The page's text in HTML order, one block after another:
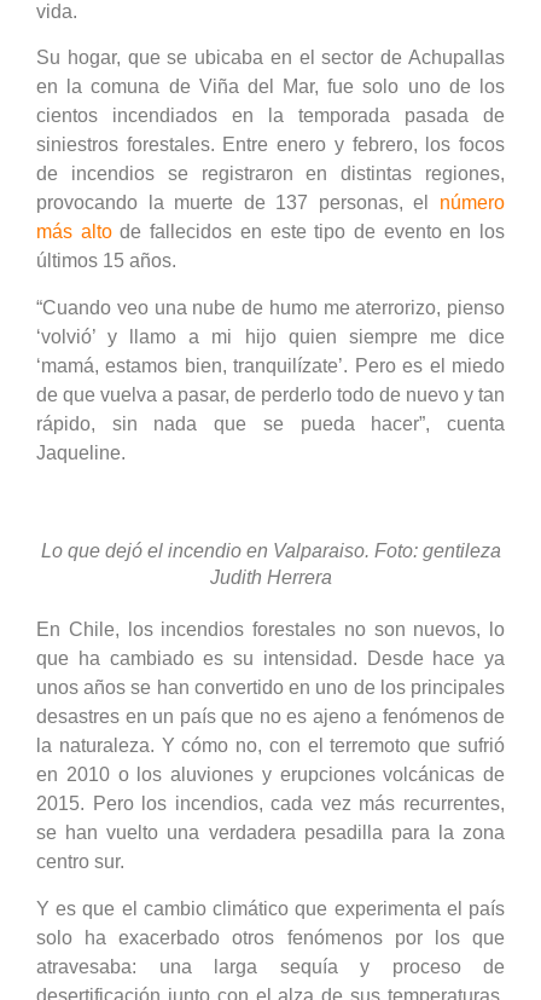
vida.
Su hogar, que se ubicaba en el sector de Achupallas
en la comuna de Viña del Mar, fue solo uno de los
cientos incendiados en la temporada pasada de
siniestros forestales. Entre enero y febrero, los focos
de incendios se registraron en distintas regiones,
provocando la muerte de 137 personas, el número
más altode fallecidos en este tipo de evento en los
últimos 15 años.
“Cuando veo una nube de humo me aterrorizo, pienso
‘volvió’ y llamo a mi hijo quien siempre me dice
‘mamá, estamos bien, tranquilízate’. Pero es el miedo
de que vuelva a pasar, de perderlo todo de nuevo y tan
rápido, sin nada que se pueda hacer”, cuenta
Jaqueline.
Lo que dejó el incendio en Valparaiso. Foto: gentileza
Judith Herrera
En Chile, los incendios forestales no son nuevos, lo
que ha cambiado es su intensidad. Desde hace ya
unos años se han convertido en uno de los principales
desastres en un país que no es ajeno a fenómenos de
la naturaleza. Y cómo no, con el terremoto que sufrió
en 2010 o los aluviones y erupciones volcánicas de
2015. Pero los incendios, cada vez más recurrentes,
se han vuelto una verdadera pesadilla para la zona
centro sur.
Y es que el cambio climático que experimenta el país
solo ha exacerbado otros fenómenos por los que
atravesaba: una larga sequía y proceso de
desertificación junto con el alza de sus temperaturas.